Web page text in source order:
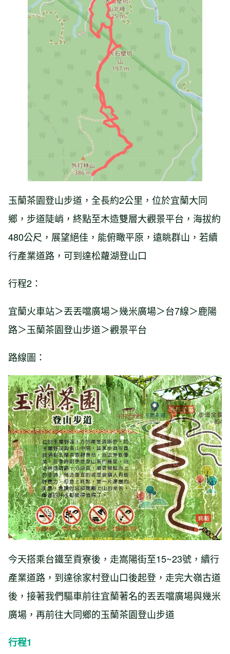
玉蘭茶園登山步道，全長約2公里，位於宜蘭大同
鄉，步道陡峭，終點至木造雙層大觀景平台，海拔約
480公尺，展望絕佳，能俯瞰平原，遠眺群山，若續
行產業道路，可到達松蘿湖登山口
行程2：
宜蘭火車站＞丟丟噹廣場＞幾米廣場＞台7線＞鹿陽
路＞玉蘭茶園登山步道＞觀景平台
路線圖：
今天搭乘台鐵至貢寮後，走嵩陽街至15~23號，續行
產業道路，到達徐家村登山口後起登，走完大嶺古道
後，接著我們驅車前往宜蘭著名的丟丟噹廣場與幾米
廣場，再前往大同鄉的玉蘭茶園登山步道
行程1